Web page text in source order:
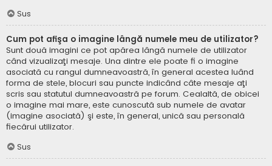
Sus
Cum pot afişa o imagine lângă numele meu de utilizator?
Sunt două imagini ce pot apărea lângă numele de utilizator
când vizualizaţi mesaje. Una dintre ele poate fi o imagine
asociată cu rangul dumneavoastră, în general acestea luând
forma de stele, blocuri sau puncte indicând câte mesaje aţi
scris sau statutul dumneavoastră pe forum. Cealaltă, de obicei
o imagine mai mare, este cunoscută sub numele de avatar
(imagine asociată) şi este, în general, unică sau personală
fiecărui utilizator.
Sus